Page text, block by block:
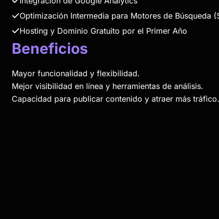
Optimización Intermedia para Motores de Búsqueda
Hosting y Dominio Gratuito por el Primer Año
Beneficios
Mayor funcionalidad y flexibilidad.
Mejor visibilidad en línea y herramientas de análisis.
Capacidad para publicar contenido y atraer más tráfico.